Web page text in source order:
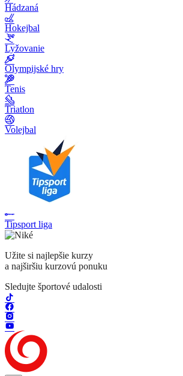
Hádzaná
Hokejbal
Lyžovanie
Olympijské hry
Tenis
Triatlon
Volejbal
Tipsport liga
Užite si najlepšie kurzy
a najširšiu kurzovú ponuku
Sledujte športové udalosti